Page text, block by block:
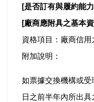
[是否訂有與履約能
[廠商應附具之基本
資格項目：廠商信用
附加說明：
如票據交換機構或
日之前半年內所出